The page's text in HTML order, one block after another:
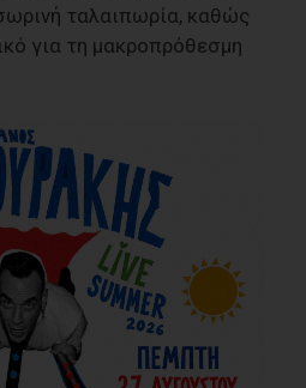
ταλαιπωρία, καθώς
για τη μακροπρόθεσμη